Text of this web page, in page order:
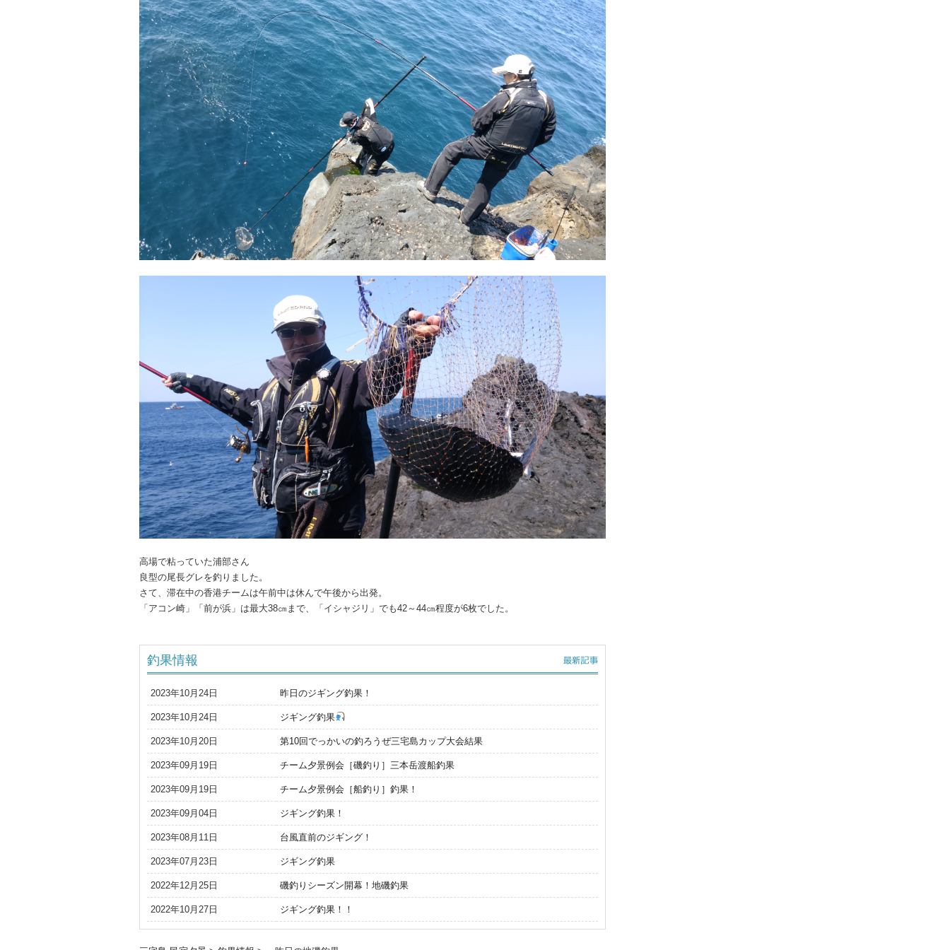
高場で粘っていた浦部さん
良型の尾長グレを釣りました。
さて、滞在中の香港チームは午前中は休んで午後から出発。
「アコン崎」「前が浜」は最大38㎝まで、「イシャジリ」でも42～44㎝程度が6枚でした。
釣果情報
2023年10月24日 昨日のジギング釣果！
2023年10月24日 ジギング釣果
2023年10月20日 第10回でっかいの釣ろうぜ三宅島カップ大会結果
2023年09月19日 チーム夕景例会［磯釣り］三本岳渡船釣果
2023年09月19日 チーム夕景例会［船釣り］釣果！
2023年09月04日 ジギング釣果！
2023年08月11日 台風直前のジギング！
2023年07月23日 ジギング釣果
2022年12月25日 磯釣りシーズン開幕！地磯釣果
2022年10月27日 ジギング釣果！！